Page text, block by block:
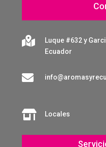

Luque #632 y
Ecuador

 Locales